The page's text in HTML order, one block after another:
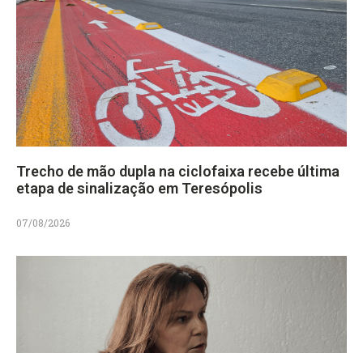
Trecho de mão dupla na ciclofaixa recebe última
etapa de sinalização em Teresópolis
07/08/2026